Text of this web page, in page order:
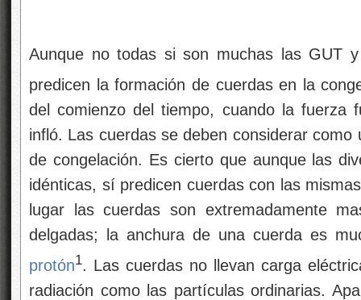
Aunque no todas si son muchas las GUT
predicen la formación de cuerdas en la
del comienzo del tiempo, cuando la fuerza
infló. Las cuerdas se deben considerar
de congelación. Es cierto que aunque las
idénticas, sí predicen cuerdas con las
lugar las cuerdas son extremadamente
delgadas; la anchura de una cuerda es
protón1. Las cuerdas no llevan carga
radiación como las partículas ordinarias.